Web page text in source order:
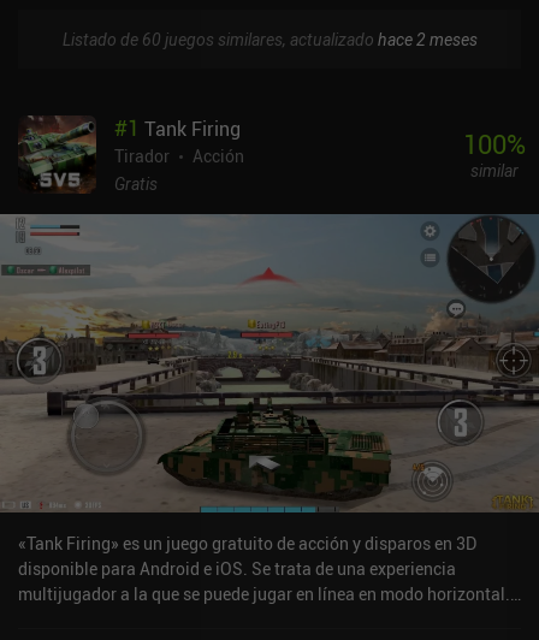
Listado de 60 juegos similares, actualizado hace 2 meses
#1 Tank Firing
Tirador
Acción
Gratis
100%
similar
«Tank Firing» es un juego gratuito de acción y disparos en 3D
disponible para Android e iOS. Se trata de una experiencia
multijugador a la que se puede jugar en línea en modo horizontal.